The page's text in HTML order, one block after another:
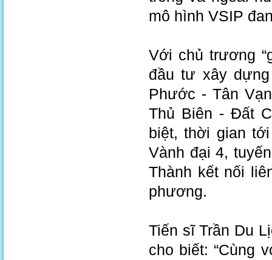
mô hình VSIP
Với chủ trương
đầu tư xây
Phước - Tân
Thủ Biên - Đất
biệt, thời gian
Vành đại 4,
Thành kết nối
phương.
Tiến sĩ Trần Du
cho biết: “Cùng